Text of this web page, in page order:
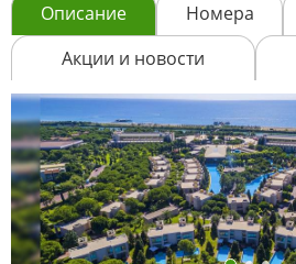
Описание Номера
Акции и новости